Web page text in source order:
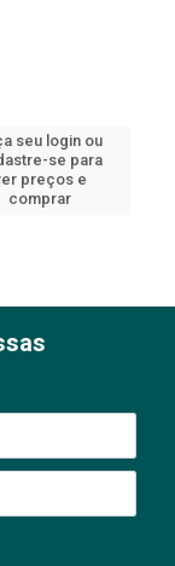
seu login ou
se para
preços e
comprar